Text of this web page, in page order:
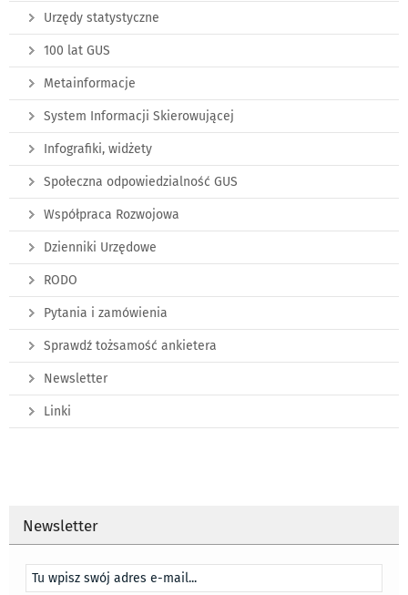
Urzędy statystyczne
100 lat GUS
Metainformacje
System Informacji Skierowującej
Infografiki, widżety
Społeczna odpowiedzialność GUS
Współpraca Rozwojowa
Dzienniki Urzędowe
RODO
Pytania i zamówienia
Sprawdź tożsamość ankietera
Newsletter
Linki
Newsletter